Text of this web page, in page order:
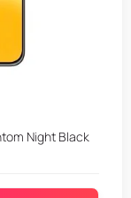
Night Black